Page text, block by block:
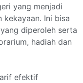
yang menjadi
kekayaan. Ini bisa
diperoleh serta
hadiah dan
efektif